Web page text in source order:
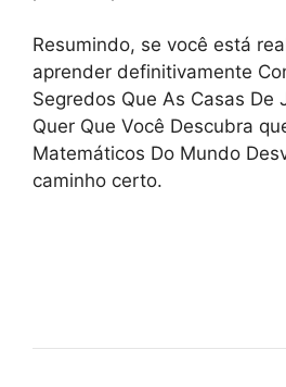
Resumindo, se você está
aprender definitivamente
Segredos Que As Casas De
Quer Que Você Descubra
Matemáticos Do Mundo
caminho certo.